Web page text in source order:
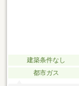
建築条件なし
都市ガス